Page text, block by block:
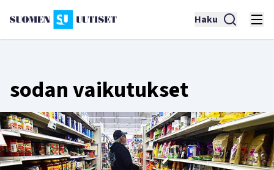
Haku
sodan vaikutukset